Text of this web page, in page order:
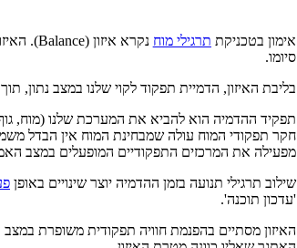
אימון בטכניקת תרגילי מוח
סיומו.
בליבת האיזון, הדמיית תפקוד לקוי שלנו במצב נתון,
תפקיד ההדמיה הוא להביא את המערכת שלנו (מוח,
חקר תפקודי המוח עולה שמבחינת המוח אין הבדל
מפעילה את המרכזים התפקודיים המופעלים במצב
שילוב תרגילי תנועה בזמן ההדמיה יוצר שינויים באופן
'עדכון תוכנה'.
האיזון מסתיים בהפנמת חוויה תפקודית משופרת